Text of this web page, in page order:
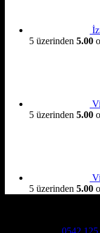
5 üzerinden 5.00
5 üzerinden 5.00
5 üzerinden 5.00
0542